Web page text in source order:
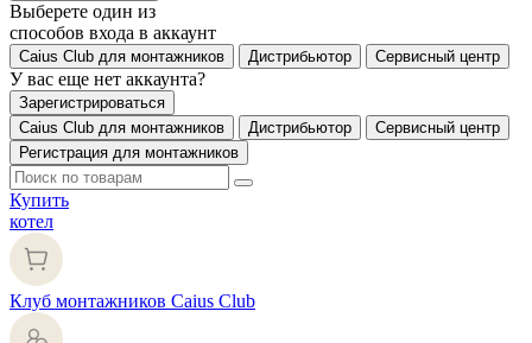
Выберете один из
способов входа в аккаунт
Caius Club для монтажников Дистрибьютор Сервисный центр
У вас еще нет аккаунта?
Зарегистрироваться
Caius Club для монтажников
Дистрибьютор
Сервисный центр
Регистрация для монтажников
Купить
котел
Клуб монтажников Caius Club